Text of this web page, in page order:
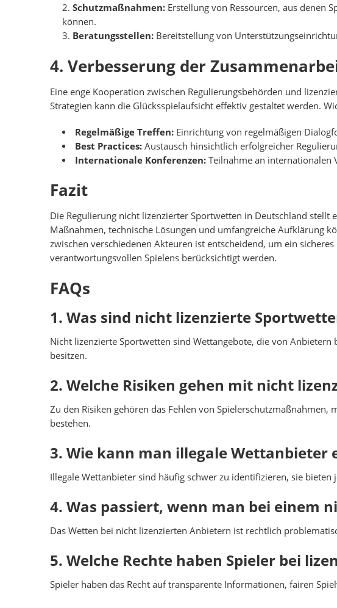
Schutzmaßnahmen: Erstellung von Ressourcen, aus denen
können.
Beratungsstellen: Bereitstellung von
4. Verbesserung der
Eine enge Kooperation zwischen Regulierungsbehörden und
Strategien kann die Glücksspielaufsicht effektiv gestaltet werden.
Regelmäßige Treffen:Einrichtung von regelmäßigen
Best Practices:Austausch hinsichtlich erfolgreicher
Internationale Konferenzen:Teilnahme an internationalen
Fazit
Die Regulierung nicht lizenzierter Sportwetten in Deutschland
Maßnahmen, technische Lösungen und umfangreiche Aufklärung
zwischen verschiedenen Akteuren ist entscheidend, um ein
verantwortungsvollen Spielens berücksichtigt werden.
FAQs
1. Was sind nicht lizenzierte
Nicht lizenzierte Sportwetten sind Wettangebote, die von
besitzen.
2. Welche Risiken gehen mit nicht
Zu den Risiken gehören das Fehlen von
bestehen.
3. Wie kann man illegale Wettanbieter
Illegale Wettanbieter sind häufig schwer zu identifizieren, sie
4. Was passiert, wenn man bei einem
Das Wetten bei nicht lizenzierten Anbietern ist rechtlich
5. Welche Rechte haben Spieler bei
Spieler haben das Recht auf transparente Informationen, fairen